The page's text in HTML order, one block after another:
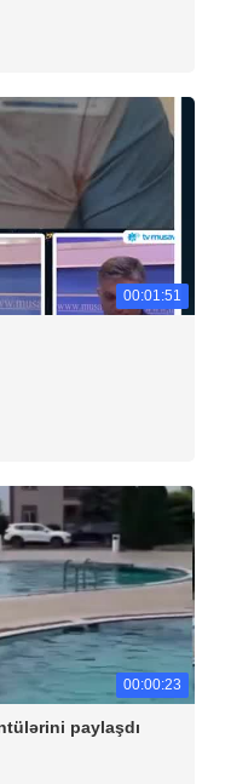
00:01:51
00:00:23
paylaşdı